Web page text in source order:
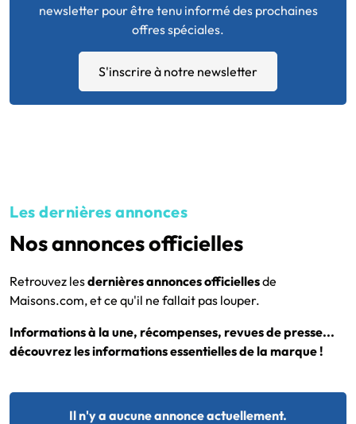
newsletter pour être tenu informé des prochaines
offres spéciales.
S'inscrire à notre newsletter
Les dernières annonces
Nos annonces officielles
Retrouvez lesdernières annonces officiellesde
Maisons.com, et ce qu'il ne fallait pas louper.
Informations à la une, récompenses, revues de presse...
découvrez les informations essentielles de la marque !
Il n'y a aucune annonce actuellement.